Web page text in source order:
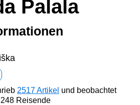
Palala
2517 Artikel und beobachtet
Reisende